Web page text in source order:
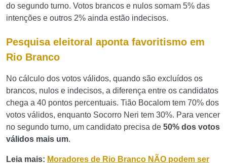
do segundo turno. Votos brancos e nulos somam 5% das
intenções e outros 2% ainda estão indecisos.
Pesquisa eleitoral aponta favoritismo em
Rio Branco
No cálculo dos votos válidos, quando são excluídos os
brancos, nulos e indecisos, a diferença entre os candidatos
chega a 40 pontos percentuais. Tião Bocalom tem 70% dos
votos válidos, enquanto Socorro Neri tem 30%. Para vencer
no segundo turno, um candidato precisa de 50% dos votos
válidos mais um.
Leia mais: Moradores de Rio Branco NÃO podem ser